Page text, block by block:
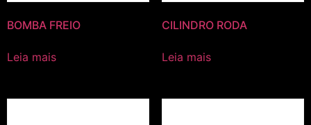
BOMBA FREIO
Leia mais
CILINDRO RODA
Leia mais